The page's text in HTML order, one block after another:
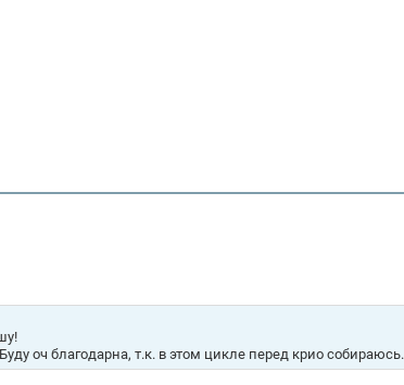
оч благодарна, т.к. в этом цикле перед крио собираюсь.